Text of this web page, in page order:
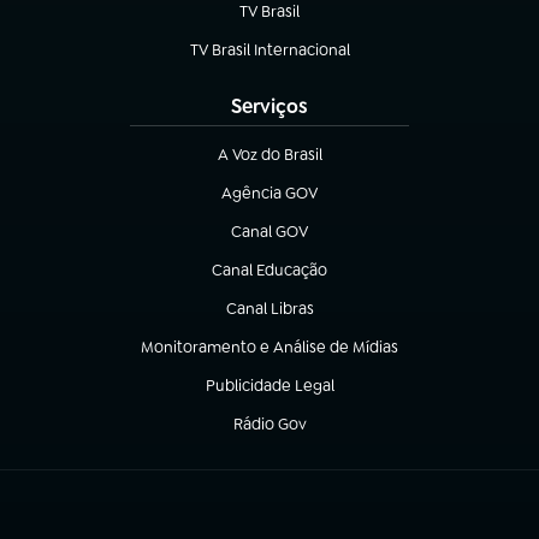
TV Brasil
(abre em nova aba)
TV Brasil Internacional
(abre em nova aba)
Serviços
A Voz do Brasil
(abre em nova aba)
Agência GOV
(abre em nova aba)
Canal GOV
(abre em nova aba)
Canal Educação
(abre em nova aba)
Canal Libras
(abre em nova aba)
Monitoramento e Análise de Mídias
(abre em nova aba)
Publicidade Legal
(abre em nova aba)
Rádio Gov
(abre em nova aba)